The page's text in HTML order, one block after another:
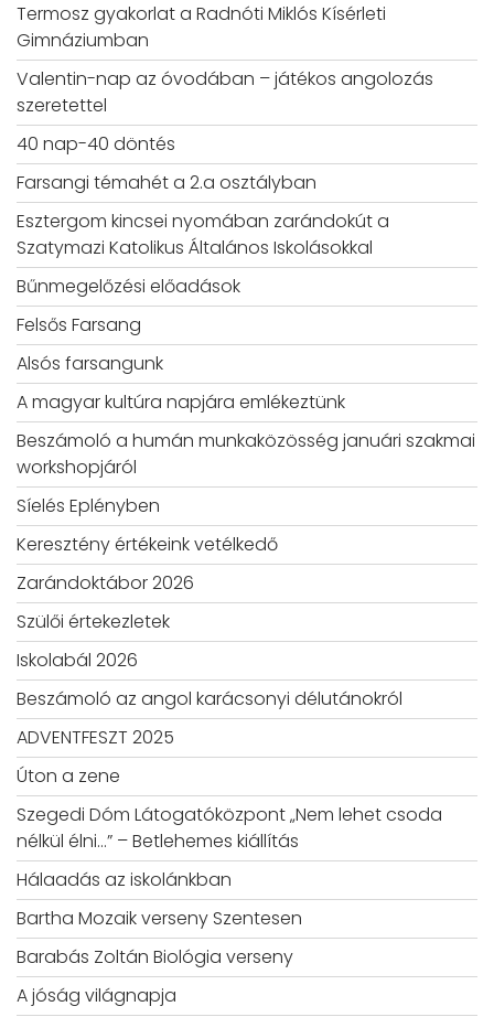
Termosz gyakorlat a Radnóti Miklós Kísérleti
Gimnáziumban
Valentin-nap az óvodában – játékos angolozás
szeretettel
40 nap-40 döntés
Farsangi témahét a 2.a osztályban
Esztergom kincsei nyomában zarándokút a
Szatymazi Katolikus Általános Iskolásokkal
Bűnmegelőzési előadások
Felsős Farsang
Alsós farsangunk
A magyar kultúra napjára emlékeztünk
Beszámoló a humán munkaközösség januári szakmai
workshopjáról
Síelés Eplényben
Keresztény értékeink vetélkedő
Zarándoktábor 2026
Szülői értekezletek
Iskolabál 2026
Beszámoló az angol karácsonyi délutánokról
ADVENTFESZT 2025
Úton a zene
Szegedi Dóm Látogatóközpont „Nem lehet csoda
nélkül élni…” – Betlehemes kiállítás
Hálaadás az iskolánkban
Bartha Mozaik verseny Szentesen
Barabás Zoltán Biológia verseny
A jóság világnapja